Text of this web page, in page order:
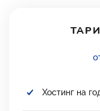
Хостинг на